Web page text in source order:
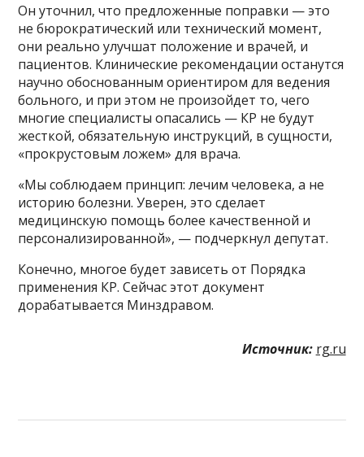
Он уточнил, что предложенные поправки — это
не бюрократический или технический момент,
они реально улучшат положение и врачей, и
пациентов. Клинические рекомендации останутся
научно обоснованным ориентиром для ведения
больного, и при этом не произойдет то, чего
многие специалисты опасались — КР не будут
жесткой, обязательную инструкций, в сущности,
«прокрустовым ложем» для врача.
«Мы соблюдаем принцип: лечим человека, а не
историю болезни. Уверен, это сделает
медицинскую помощь более качественной и
персонализированной», — подчеркнул депутат.
Конечно, многое будет зависеть от Порядка
применения КР. Сейчас этот документ
дорабатывается Минздравом.
Источник: rg.ru